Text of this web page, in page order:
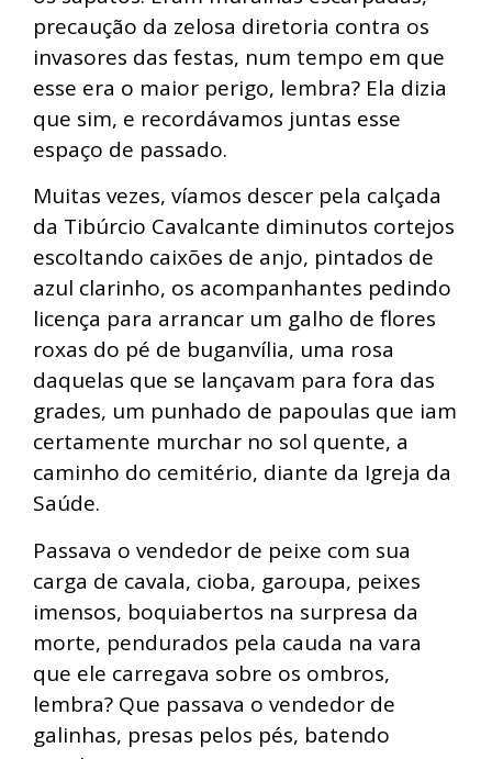
precaução da zelosa diretoria contra os
invasores das festas, num tempo em que
esse era o maior perigo, lembra? Ela dizia
que sim, e recordávamos juntas esse
espaço de passado.
Muitas vezes, víamos descer pela calçada
da Tibúrcio Cavalcante diminutos cortejos
escoltando caixões de anjo, pintados de
azul clarinho, os acompanhantes pedindo
licença para arrancar um galho de flores
roxas do pé de buganvília, uma rosa
daquelas que se lançavam para fora das
grades, um punhado de papoulas que iam
certamente murchar no sol quente, a
caminho do cemitério, diante da Igreja da
Saúde.
Passava o vendedor de peixe com sua
carga de cavala, cioba, garoupa, peixes
imensos, boquiabertos na surpresa da
morte, pendurados pela cauda na vara
que ele carregava sobre os ombros,
lembra? Que passava o vendedor de
galinhas, presas pelos pés, batendo